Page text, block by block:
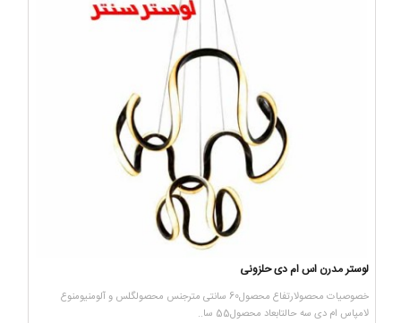
لوستر مدرن اس ام دی حلزونی
خصوصیات محصولارتفاع محصول60 سانتی مترجنس محصولگلس و آلومنیومنوع
لامپاس ام دی سه حالتابعاد محصول55 سا..